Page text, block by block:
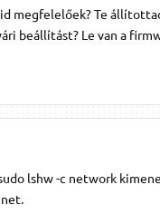
megfelelőek? Te
beállítást? Le van a
lshw -c network